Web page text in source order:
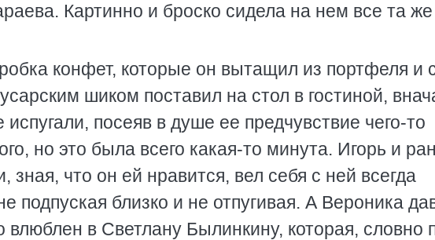
Картинно и броско сидела на нем все та же
конфет, которые он вытащил из портфеля и
шиком поставил на стол в гостиной,
посеяв в душе ее предчувствие чего-то
но это была всего какая-то минута. Игорь и
зная, что он ей нравится, вел себя с ней всегда
подпуская близко и не отпугивая. А Вероника
влюблен в Светлану Былинкину, которая, словно